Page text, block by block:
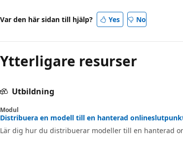
Var den här sidan till hjälp? Yes No
Ytterligare resurser
Utbildning
Modul
Distribuera en modell till en hanterad
Lär dig hur du distribuerar modeller till en hanterad